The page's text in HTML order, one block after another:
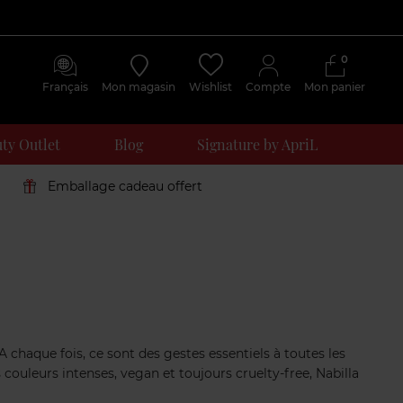
Français Mon magasin Wishlist Compte Mon panier
0
Outlet Blog Signature by ApriL
Emballage cadeau offert
fois, ce sont des gestes essentiels à toutes les
intenses, vegan et toujours cruelty-free, Nabilla